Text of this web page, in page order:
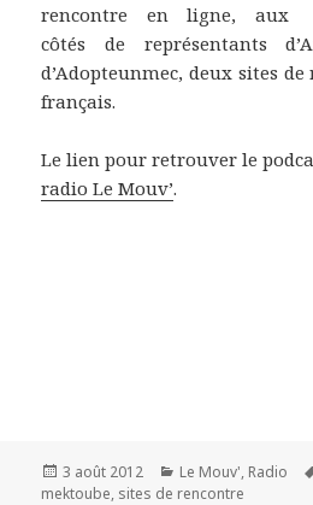
rencontre en ligne, aux
côtés de représentants
d’Adopteunmec, deux sites
français.
Le lien pour retrouver le
radio Le Mouv’.
Publié
le
3 août 2012 Catégories
Le Mouv', Radio
mektoube, sites de rencontre